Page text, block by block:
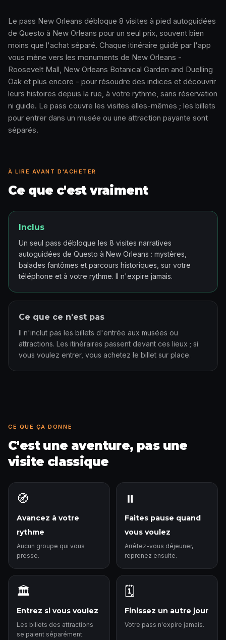
Le pass New Orleans débloque 8 visites à pied autoguidées
de Questo à New Orleans pour un seul prix, souvent bien
moins que l'achat séparé. Chaque itinéraire guidé par l'app
vous mène vers les monuments de New Orleans -
Roosevelt Mall, New Orleans Botanical Garden and Duelling
Oak et plus encore - pour résoudre des indices et découvrir
leurs histoires depuis la rue, à votre rythme, sans réservation
ni guide. Le pass couvre les visites elles-mêmes ; les billets
pour entrer dans un musée ou une attraction payante sont
séparés.
À LIRE AVANT D'ACHETER
Ce que c'est vraiment
Inclus
Un seul pass débloque les 8 visites narratives
autoguidées de Questo à New Orleans : mystères,
balades fantômes et parcours historiques, sur votre
téléphone et à votre rythme. Il n'expire jamais.
Ce que ce n'est pas
Il n'inclut pas les billets d'entrée aux musées ou
attractions. Les itinéraires passent devant ces lieux ; si
vous voulez entrer, vous achetez le billet sur place.
CE QUE ÇA DONNE
C'est une aventure, pas une
visite classique
🧭
Avancez à votre
rythme
Aucun groupe qui vous
presse.
⏸️
Faites pause quand
vous voulez
Arrêtez-vous déjeuner,
reprenez ensuite.
🏛️
Entrez si vous voulez
Les billets des attractions
se paient séparément.
🗓️
Finissez un autre jour
Votre pass n'expire jamais.